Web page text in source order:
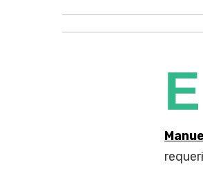
E